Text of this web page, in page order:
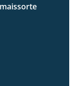
1:21